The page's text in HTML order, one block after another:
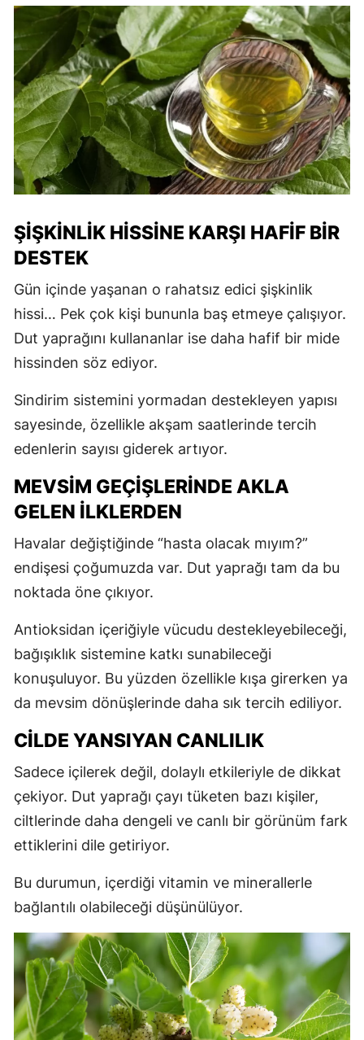
ŞİŞKİNLİK HİSSİNE KARŞI HAFİF BİR
DESTEK
Gün içinde yaşanan o rahatsız edici şişkinlik
hissi… Pek çok kişi bununla baş etmeye çalışıyor.
Dut yaprağını kullananlar ise daha hafif bir mide
hissinden söz ediyor.
Sindirim sistemini yormadan destekleyen yapısı
sayesinde, özellikle akşam saatlerinde tercih
edenlerin sayısı giderek artıyor.
MEVSİM GEÇİŞLERİNDE AKLA
GELEN İLKLERDEN
Havalar değiştiğinde “hasta olacak mıyım?”
endişesi çoğumuzda var. Dut yaprağı tam da bu
noktada öne çıkıyor.
Antioksidan içeriğiyle vücudu destekleyebileceği,
bağışıklık sistemine katkı sunabileceği
konuşuluyor. Bu yüzden özellikle kışa girerken ya
da mevsim dönüşlerinde daha sık tercih ediliyor.
CİLDE YANSIYAN CANLILIK
Sadece içilerek değil, dolaylı etkileriyle de dikkat
çekiyor. Dut yaprağı çayı tüketen bazı kişiler,
ciltlerinde daha dengeli ve canlı bir görünüm fark
ettiklerini dile getiriyor.
Bu durumun, içerdiği vitamin ve minerallerle
bağlantılı olabileceği düşünülüyor.